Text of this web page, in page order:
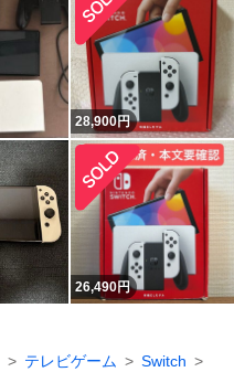
28,900円
26,490円
テレビゲーム
Switch